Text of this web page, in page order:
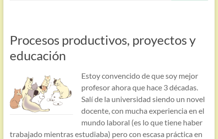
Procesos productivos, proyectos y
educación
Estoy convencido de que soy mejor
profesor ahora que hace 3 décadas.
Salí de la universidad siendo un novel
docente, con mucha experiencia en el
mundo laboral (es lo que tiene haber
trabajado mientras estudiaba) pero con escasa práctica en